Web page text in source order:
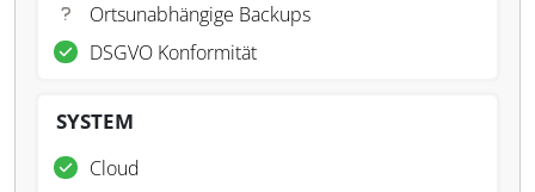
Ortsunabhängige Backups
DSGVO Konformität
SYSTEM
Cloud